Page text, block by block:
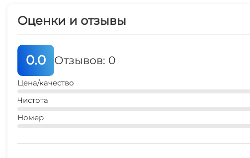
Спутниковое ТВ
Охраняемая территория
Оценки и отзывы
0.0 Отзывов: 0
Цена/качество
Чистота
Номер